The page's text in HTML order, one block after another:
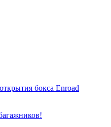
бокса Enroad